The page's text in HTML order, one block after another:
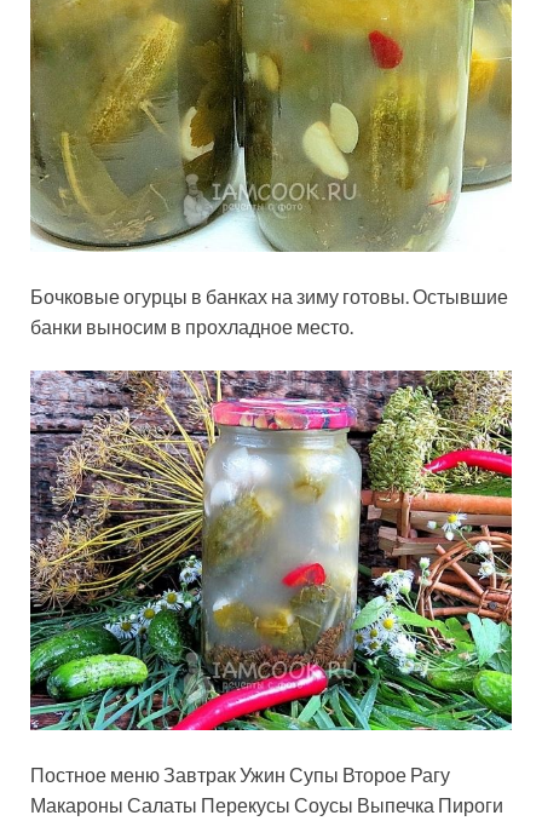
Бочковые огурцы в банках на зиму готовы. Остывшие
банки выносим в прохладное место.
Постное меню Завтрак Ужин Супы Второе Рагу
Макароны Салаты Перекусы Соусы Выпечка Пироги